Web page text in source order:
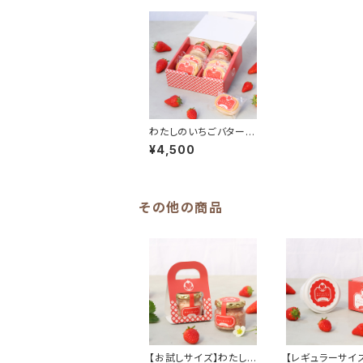
わたしのいちごバター＆
バターサンドのセット
¥4,500
その他の商品
【お試しサイズ】わたし 【レギュラーサイ